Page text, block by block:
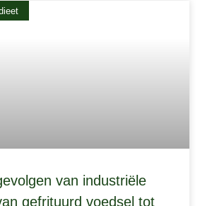
van industriële
gefrituurd voedsel tot